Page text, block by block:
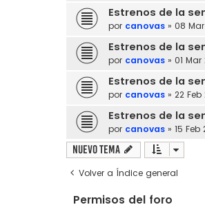
Estrenos de la
por canovas » 08
Estrenos de la
por canovas » 01 Mar
Estrenos de la
por canovas » 22 Feb
Estrenos de la
por canovas » 15 Feb
Nuevo Tema
Volver a Índice general
Permisos del foro